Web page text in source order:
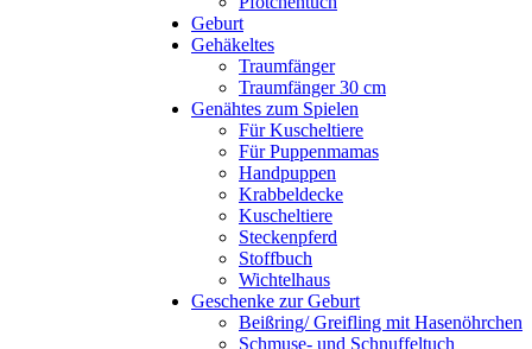
Geburt
Gehäkeltes
Traumfänger
Traumfänger 30 cm
Genähtes zum Spielen
Für Kuscheltiere
Für Puppenmamas
Handpuppen
Krabbeldecke
Kuscheltiere
Steckenpferd
Stoffbuch
Wichtelhaus
Geschenke zur Geburt
Beißring/ Greifling mit Hasenöhrchen
Schmuse- und Schnuffeltuch